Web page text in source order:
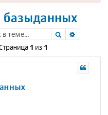
базыданных
Поиск
1 из 1